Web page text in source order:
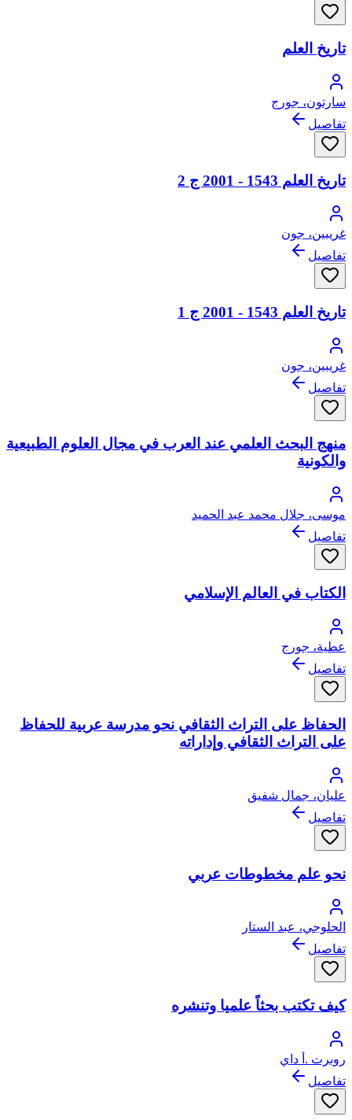
تاريخ العلم
سارتون، جورج
تفاصيل
تاريخ العلم 1543 - 2001 ج 2
غريبين، جون
تفاصيل
تاريخ العلم 1543 - 2001 ج 1
غريبين، جون
تفاصيل
منهج البحث العلمي عند العرب في مجال العلوم الطبيعية
والكونية
موسى، جلال محمد عبد الحميد
تفاصيل
الكتاب في العالم الإسلامي
عطية، جورج
تفاصيل
الحفاظ على التراث الثقافي نحو مدرسة عربية للحفاظ
على التراث الثقافي وإداراته
عليان، جمال شفيق
تفاصيل
نحو علم مخطوطات عربي
الحلوجي، عبد الستار
تفاصيل
كيف تكتب بحثاً علميا وتنشره
روبرت .أ داي
تفاصيل